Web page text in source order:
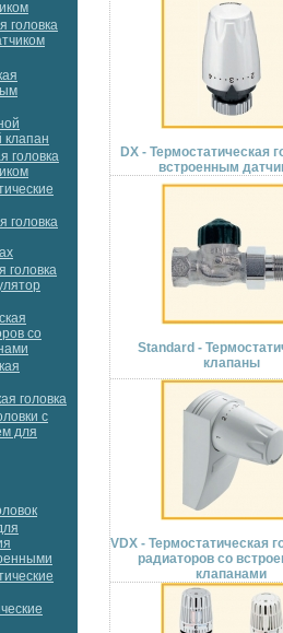
головка
клапан
головка
головка
головка
со
головка
с
для
DX - Термостатическая
встроенным
Standard -
клапаны
VDX - Термостатическая
радиаторов со
клапанами